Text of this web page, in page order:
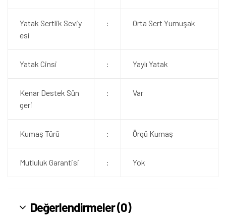
Yatak Sertlik Seviy
esi
: Orta Sert Yumuşak
Yatak Cinsi : Yaylı Yatak
Kenar Destek Sün
geri
: Var
Kumaş Türü : Örgü Kumaş
Mutluluk Garantisi : Yok
Değerlendirmeler (0)